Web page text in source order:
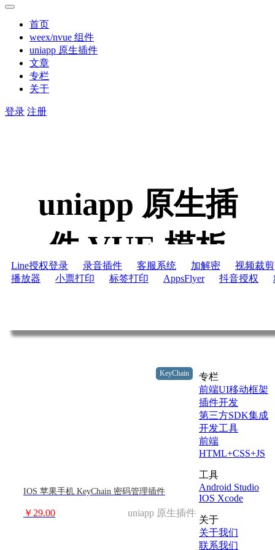
首页
weex/nvue 组件
uniapp 原生插件
文章
专栏
关于
登录 注册
uniapp 原生插
件,VUE 模板
Line授权登录 录音插件 客服系统 加解密
视频裁剪
播放器
小票打印 标签打印 AppsFlyer 抖音授权
KeyChain
IOS 苹果手机 KeyChain 密码管理插件
uniapp 原生插件
￥29.00
专栏
前端UI移动框架
插件开发
第三方SDK集成
开发工具
前端
HTML+CSS+JS
工具
Android Studio
IOS Xcode
关于
关于我们
联系我们